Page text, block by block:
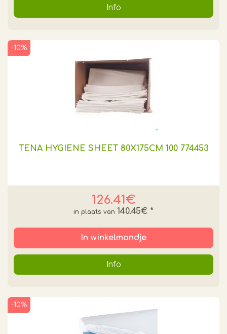
Info
TENA HYGIENE SHEET 80X175CM 100 774453
126.41€
-10%
140.45€ *
In winkelmandje
Info
-10%